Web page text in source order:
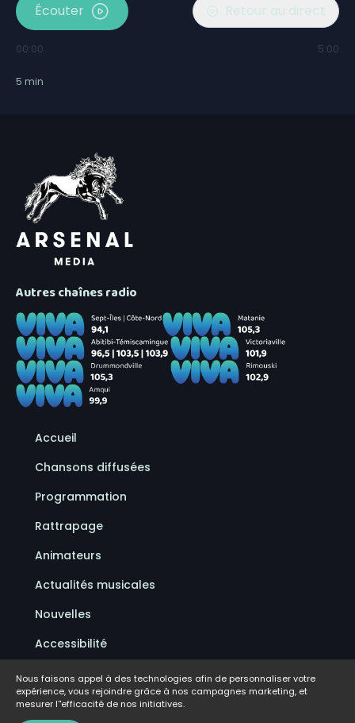
Écouter Retour au direct
00:00 5:00
5 min
Autres chaînes radio
Accueil
Chansons diffusées
Programmation
Rattrapage
Animateurs
Actualités musicales
Nouvelles
Accessibilité
Politique de confidentialité
Conditions d'utilisation
Nous faisons appel à des technologies afin de personnaliser votre
expérience, vous rejoindre grâce à nos campagnes marketing, et
mesurer l''efficacité de nos initiatives.